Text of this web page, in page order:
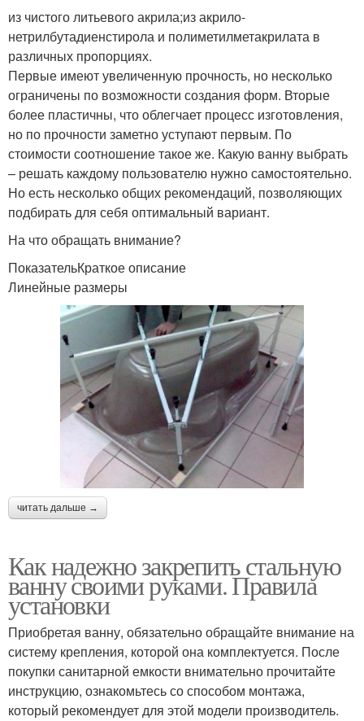
из чистого литьевого акрила;из акрило-
нетрилбутадиенстирола и полиметилметакрилата в
различных пропорциях.
Первые имеют увеличенную прочность, но несколько
ограничены по возможности создания форм. Вторые
более пластичны, что облегчает процесс изготовления,
но по прочности заметно уступают первым. По
стоимости соотношение такое же. Какую ванну выбрать
– решать каждому пользователю нужно самостоятельно.
Но есть несколько общих рекомендаций, позволяющих
подбирать для себя оптимальный вариант.
На что обращать внимание?
ПоказательКраткое описание
Линейные размеры
читать дальше →
Как надежно закрепить стальную
ванну своими руками. Правила
установки
Приобретая ванну, обязательно обращайте внимание на
систему крепления, которой она комплектуется. После
покупки санитарной емкости внимательно прочитайте
инструкцию, ознакомьтесь со способом монтажа,
который рекомендует для этой модели производитель.